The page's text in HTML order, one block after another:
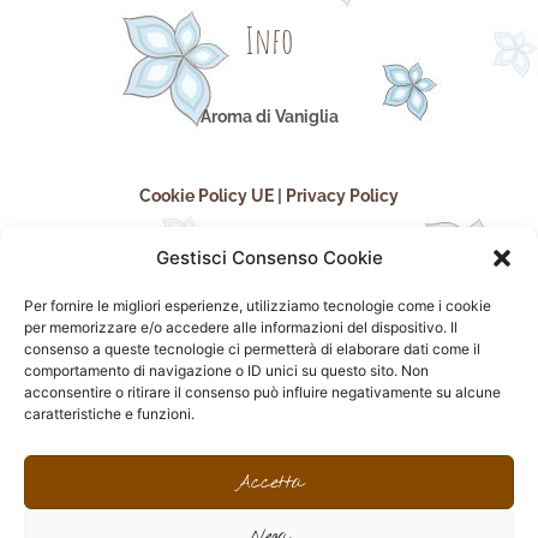
Gestisci Consenso Cookie
Per fornire le migliori esperienze, utilizziamo tecnologie come i cookie
per memorizzare e/o accedere alle informazioni del dispositivo. Il
consenso a queste tecnologie ci permetterà di elaborare dati come il
comportamento di navigazione o ID unici su questo sito. Non
acconsentire o ritirare il consenso può influire negativamente su alcune
caratteristiche e funzioni.
Accetta
Info
Aroma di Vaniglia
Cookie Policy UE Privacy Policy
seguici sui social
F
e
I
n
t
P
i
t
F
c